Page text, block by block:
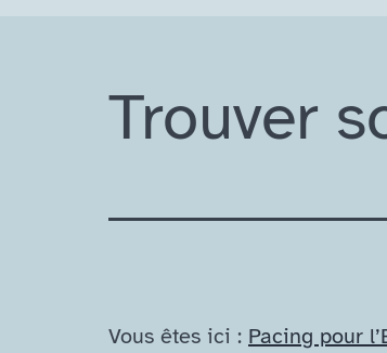
Trouver
Vous êtes ici : Pacing pour